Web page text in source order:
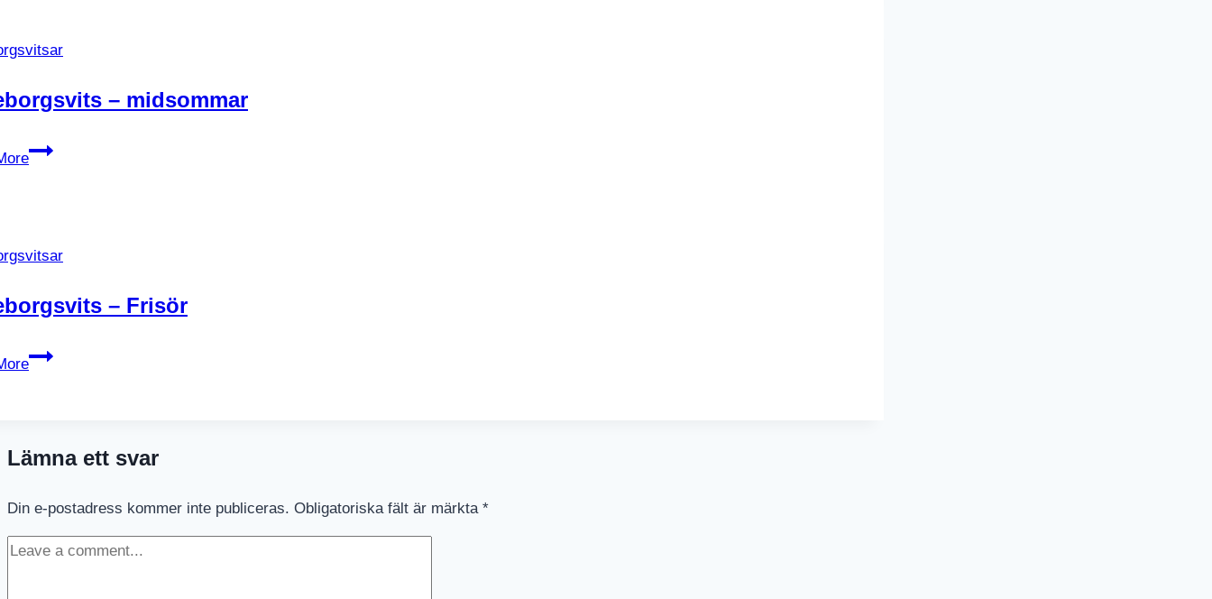
– midsommar
Göteborgsvits
– Frisör
Göteborgsvits
Lämna ett svar
Din e-postadress kommer inte publiceras. Obligatoriska fält är märkta *